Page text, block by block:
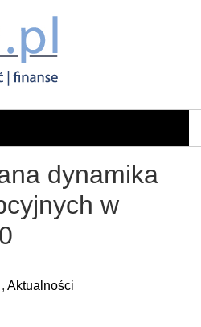
dynamika
w
, Aktualności